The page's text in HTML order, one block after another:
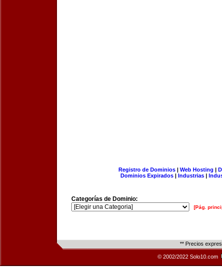
Registro de Dominios| Web Hosting |
Dominios Expirados | Industrias |
Categorías de Dominio:
[Pág.
** Precios
© 2002/2022 Solo10.com